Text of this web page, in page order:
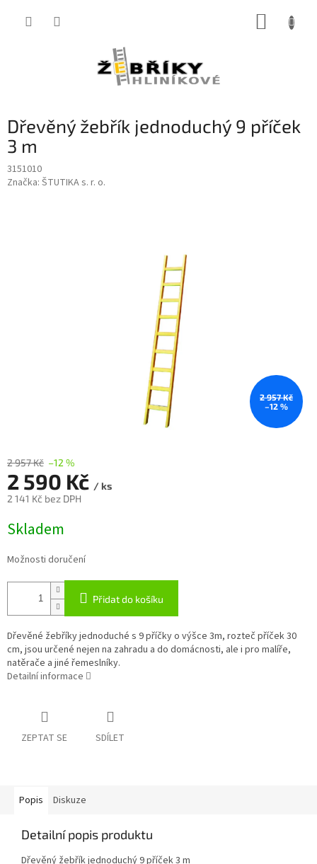
Dřevěný žebřík jednoduchý 9 příček
3 m
3151010
Značka: ŠTUTIKA s. r. o.
2 957 Kč
–12 %
2 957 Kč –12 %
2 590 Kč / ks
2 141 Kč bez DPH
cena:
Skladem
Možnosti doručení
Přidat do košíku
Dřevěné žebříky jednoduché s 9 příčky o výšce 3m, rozteč příček 30
cm, jsou určené nejen na zahradu a do domácnosti, ale i pro malíře,
natěrače a jiné řemeslníky.
Detailní informace
ZEPTAT SE SDÍLET
Popis Diskuze
Detailní popis produktu
Dřevěný žebřík jednoduchý 9 příček 3 m